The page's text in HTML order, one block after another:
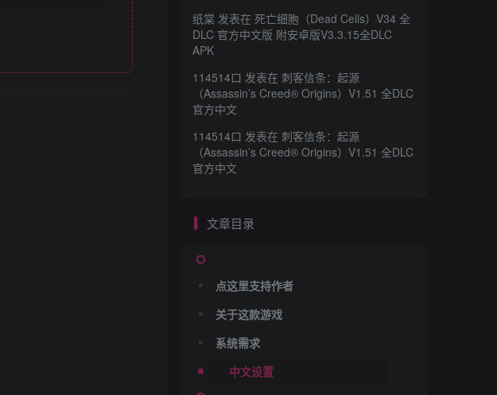
纸棠 发表在 死亡细胞（Dead Cells）V34 全
DLC 官方中文版 附安卓版V3.3.15全DLC
APK
114514口 发表在 刺客信条：起源
（Assassin’s Creed® Origins）V1.51 全DLC
官方中文
114514口 发表在 刺客信条：起源
（Assassin’s Creed® Origins）V1.51 全DLC
官方中文
文章目录
点这里支持作者
关于这款游戏
系统需求
中文设置